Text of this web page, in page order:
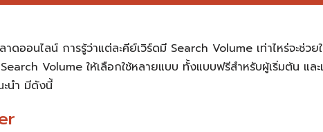
าดออนไลน์ การรู้ว่าแต่ละคีย์เวิร์ดมี Search Volume เท่าไหร่จะช่
Volume ให้เลือกใช้หลายแบบ ทั้งแบบฟรีสำหรับผู้เริ่มต้น แ
ะนำ มีดังนี้